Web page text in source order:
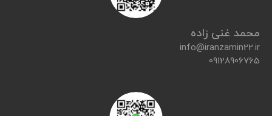
محمد غنی زاده
info@iranzamin22.ir
09128906765